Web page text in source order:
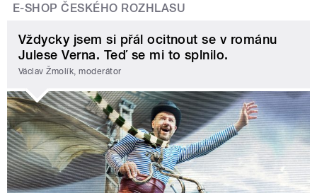
E-SHOP ČESKÉHO ROZHLASU
Vždycky jsem si přál ocitnout se v románu
Julese Verna. Teď se mi to splnilo.
Václav Žmolík, moderátor